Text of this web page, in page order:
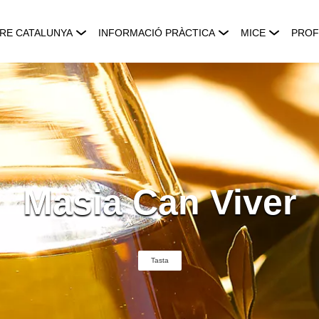
CATALUNYA INFORMACIÓ PRÀCTICA MICE
Masia Can Viver
Tasta